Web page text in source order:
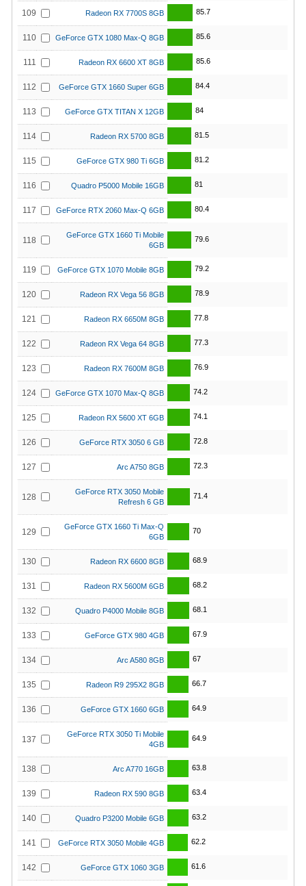
109 Radeon RX 7700S 8GB 85.7
110 GeForce GTX 1080 Max-Q 8GB 85.6
111 Radeon RX 6600 XT 8GB 85.6
112 GeForce GTX 1660 Super 6GB 84.4
113 GeForce GTX TITAN X 12GB 84
114 Radeon RX 5700 8GB 81.5
115 GeForce GTX 980 Ti 6GB 81.2
116 Quadro P5000 Mobile 16GB 81
117 GeForce RTX 2060 Max-Q 6GB 80.4
118
GeForce GTX 1660 Ti Mobile
6GB
79.6
119 GeForce GTX 1070 Mobile 8GB 79.2
120 Radeon RX Vega 56 8GB 78.9
121 Radeon RX 6650M 8GB 77.8
122 Radeon RX Vega 64 8GB 77.3
123 Radeon RX 7600M 8GB 76.9
124 GeForce GTX 1070 Max-Q 8GB 74.2
125 Radeon RX 5600 XT 6GB 74.1
126 GeForce RTX 3050 6 GB 72.8
127 Arc A750 8GB 72.3
128
GeForce RTX 3050 Mobile
Refresh 6 GB
71.4
129
GeForce GTX 1660 Ti Max-Q
6GB
70
130 Radeon RX 6600 8GB 68.9
131 Radeon RX 5600M 6GB 68.2
132 Quadro P4000 Mobile 8GB 68.1
133 GeForce GTX 980 4GB 67.9
134 Arc A580 8GB 67
135 Radeon R9 295X2 8GB 66.7
136 GeForce GTX 1660 6GB 64.9
137
GeForce RTX 3050 Ti Mobile
4GB
64.9
138 Arc A770 16GB 63.8
139 Radeon RX 590 8GB 63.4
140 Quadro P3200 Mobile 6GB 63.2
141 GeForce RTX 3050 Mobile 4GB 62.2
142 GeForce GTX 1060 3GB 61.6